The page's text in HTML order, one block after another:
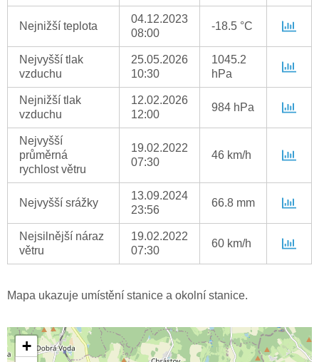
Nejnižší teplota
04.12.2023
08:00
-18.5 °C
Nejvyšší tlak
vzduchu
25.05.2026
10:30
1045.2
hPa
Nejnižší tlak
vzduchu
12.02.2026
12:00
984 hPa
Nejvyšší
průměrná
rychlost větru
19.02.2022
07:30
46 km/h
Nejvyšší srážky
13.09.2024
23:56
66.8 mm
Nejsilnější náraz
větru
19.02.2022
07:30
60 km/h
Mapa ukazuje umístění stanice a okolní stanice.
+